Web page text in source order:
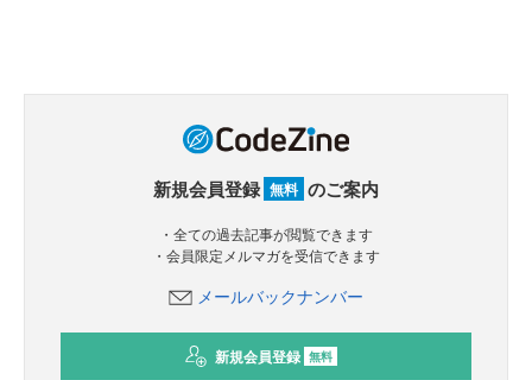
新規会員登録 無料 のご案内
・全ての過去記事が閲覧できます
・会員限定メルマガを受信できます
メールバックナンバー
新規会員登録 無料